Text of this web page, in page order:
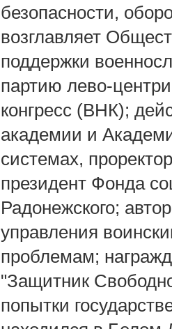
безопасности,
возглавляет
поддержки
партию лево-
конгресс (ВНК);
академии и
системах,
президент Фонда
Радонежского;
управления
проблемам;
"Защитник
попытки